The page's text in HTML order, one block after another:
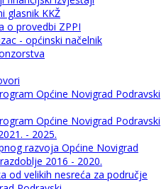
glasnik KKŽ
o provedbi ZPPI
- općinski načelnik
Općine Novigrad Podravski
Općine Novigrad Podravski
- 2025.
razvoja Općine Novigrad
2016 - 2020.
od velikih nesreća za područje